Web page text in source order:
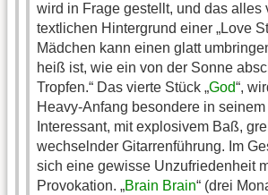
wird in Frage gestellt, und das alles
textlichen Hintergrund einer „Love
Mädchen kann einen glatt
heiß ist, wie ein von der Sonne
Tropfen.“ Das vierte Stück „God“,
Heavy-Anfang besondere in seinem
Interessant, mit explosivem Baß,
wechselnder Gitarrenführung. Im
sich eine gewisse Unzufriedenheit
Provokation. „Brain Brain“ (drei